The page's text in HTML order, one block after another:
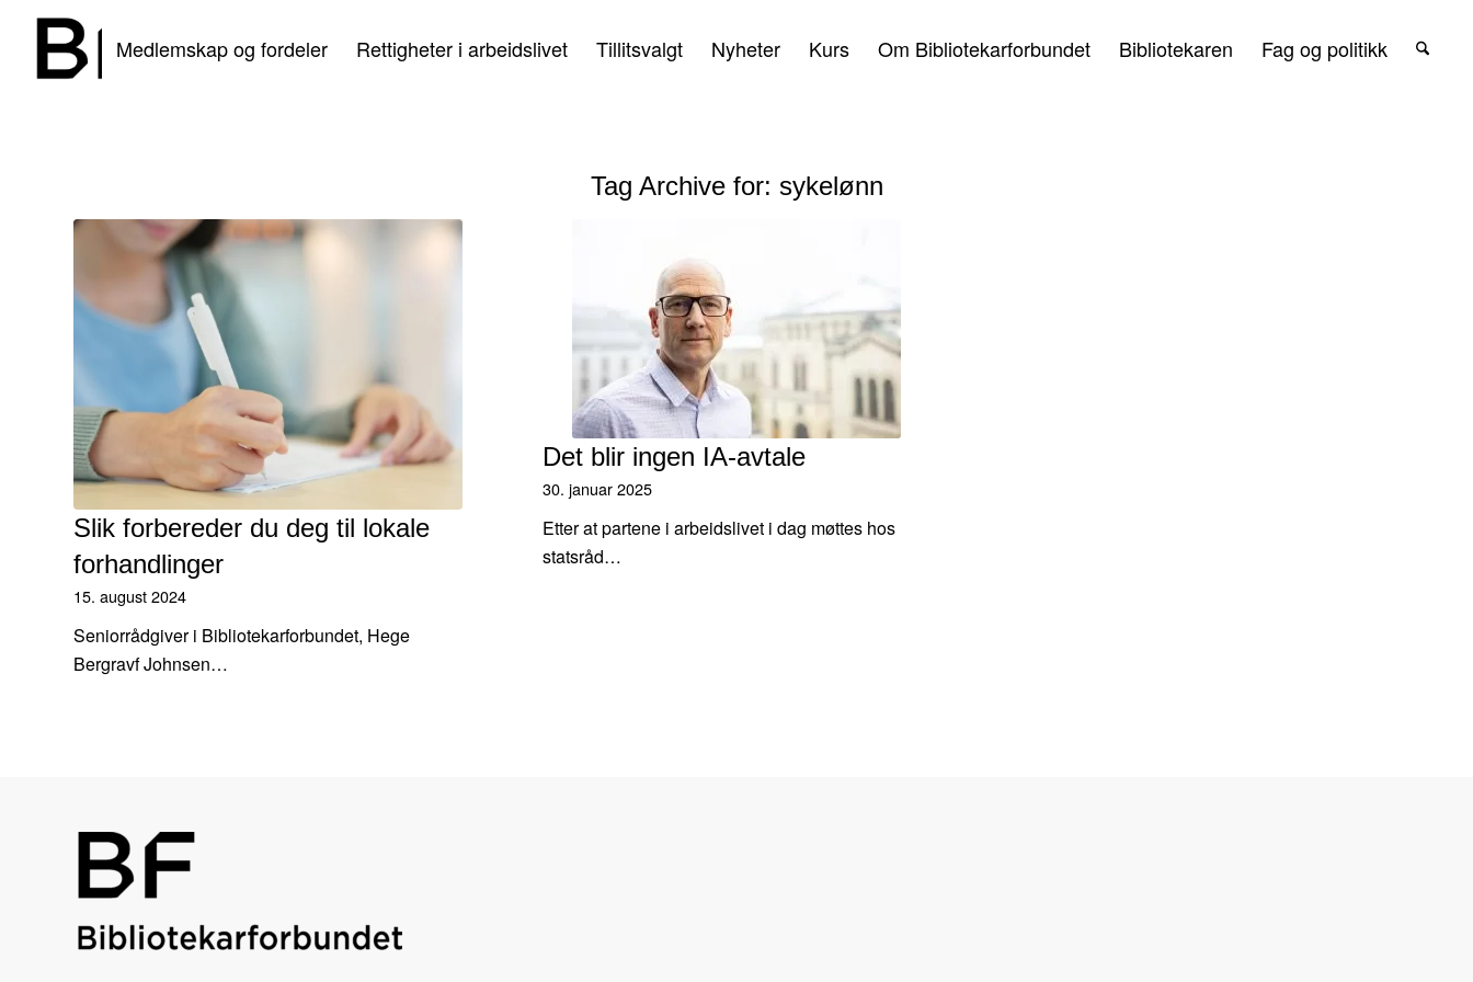
Medlemskap og fordeler Rettigheter i arbeidslivet Tillitsvalgt Nyheter Kurs Om Bibliotekarforbundet Bibliotekaren Fag og politikk
Tag Archive for: sykelønn
Slik forbereder du deg til lokale
forhandlinger
15. august 2024
Seniorrådgiver i Bibliotekarforbundet, Hege
Bergravf Johnsen…
Det blir ingen IA-avtale
30. januar 2025
Etter at partene i arbeidslivet i dag møttes hos
statsråd…